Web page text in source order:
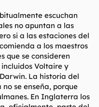
escuchan
no apuntan a las
si a las estaciones del
a los maestros
que se consideren
Voltaire y
La historia del
se enseña, porque
En Inglaterra los